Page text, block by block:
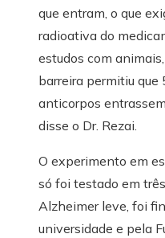
que entram, o que
radioativa do
estudos com
barreira permitiu que
anticorpos
disse o Dr. Rezai.
O experimento em
só foi testado em
Alzheimer leve, foi
universidade e pela